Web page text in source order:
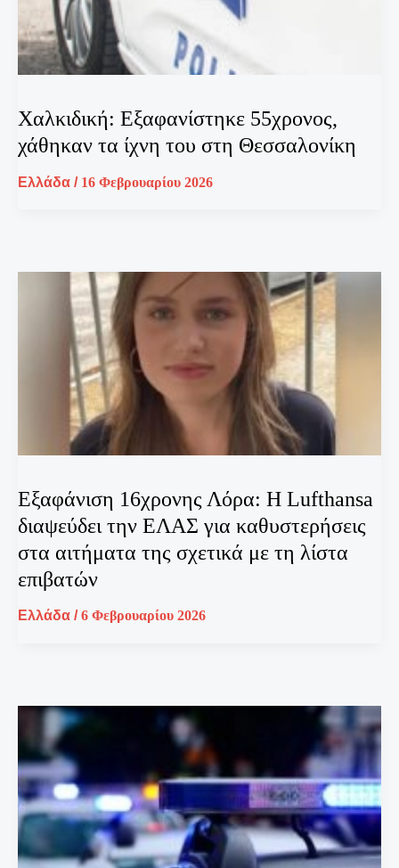
Χαλκιδική: Εξαφανίστηκε 55χρονος,
χάθηκαν τα ίχνη του στη Θεσσαλονίκη
Ελλάδα / 16 Φεβρουαρίου 2026
Εξαφάνιση 16χρονης Λόρα: Η Lufthansa
διαψεύδει την ΕΛΑΣ για καθυστερήσεις
στα αιτήματα της σχετικά με τη λίστα
επιβατών
Ελλάδα /6 Φεβρουαρίου 2026